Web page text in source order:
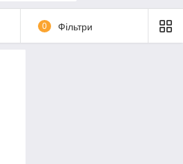
0 Фільтри